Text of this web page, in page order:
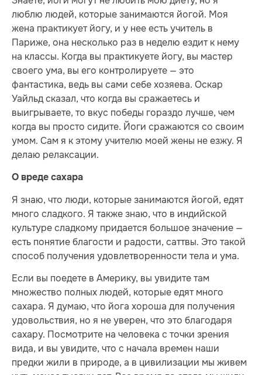
люблю людей, которые занимаются йогой. Моя
жена практикует йогу, и у нее есть учитель в
Париже, она несколько раз в неделю ездит к нему
на классы. Когда вы практикуете йогу, вы мастер
своего ума, вы его контролируете — это
фантастика, ведь вы сами себе хозяева. Оскар
Уайльд сказал, что когда вы сражаетесь и
выигрываете, то вкус победы гораздо лучше, чем
когда вы просто сидите. Йоги сражаются со своим
умом. Сам я к этому учителю моей жены не езжу. Я
делаю релаксации.
О вреде сахара
Я знаю, что люди, которые занимаются йогой, едят
много сладкого. Я также знаю, что в индийской
культуре сладкому придается большое значение —
есть понятие благости и радости, саттвы. Это такой
способ получения удовлетворенности тела и ума.
Если вы поедете в Америку, вы увидите там
множество полных людей, которые едят много
сахара. Я думаю, что йога хороша для получения
удовольствия, но я не уверен, что это благодаря
сахару. Посмотрите на человека с точки зрения
вида, и вы увидите, что с начала времен наши
предки жили в природе, а в цивилизации мы живем